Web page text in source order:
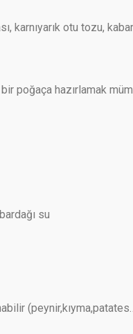
karnıyarık otu tozu,
poğaça hazırlamak
su